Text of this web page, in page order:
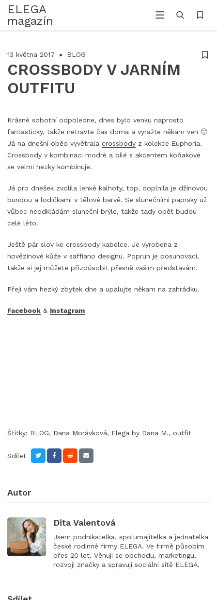
ELEGA
magazín
13 května 2017 BLOG
CROSSBODY V JARNÍM
OUTFITU
Krásné sobotní odpoledne, dnes bylo venku naprosto
fantasticky, takže netravte čas doma a vyražte někam ven 🙂
Já na dnešní oběd vyvětrala crossbody z kolekce Euphoria.
Crossbody v kombinaci modré a bílé s akcentem koňakové
se velmi hezky kombinuje.
Já pro dnešek zvolila lehké kalhoty, top, doplnila je džínovou
bundou a lodičkami v tělové barvě. Se slunečními paprsky už
vůbec neodkládám sluneční brýle, takže tady opět budou
celé léto.
Ještě pár slov ke crossbody kabelce. Je vyrobena z
hovězinové kůže v saffiano designu. Popruh je posunovací,
takže si jej můžete přizpůsobit přesně vašim představám.
Přeji vám hezký zbytek dne a upalujte někam na zahrádku.
Facebook & Instagram
Štítky: BLOG, Dana Morávková, Elega by Dana M., outfit
Sdílet
Autor
Dita Valentová
Jsem podnikatelka, spolumajitelka a jednatelka
české rodinné firmy ELEGA. Ve firmě působím
přes 20 let. Věnuji se obchodu, marketingu,
rozvoji značky a spravuji sociální sítě ELEGA.